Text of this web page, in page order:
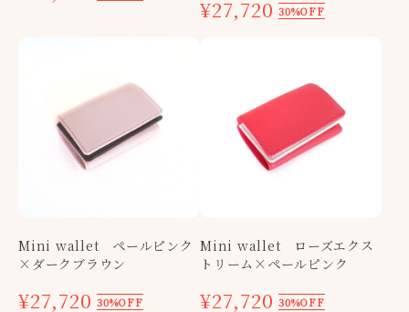
¥27,720 30%OFF
Mini wallet ペールピンク
×ダークブラウン
¥27,720 30%OFF
Mini wallet ローズエクス
トリーム×ペールピンク
¥27,720 30%OFF